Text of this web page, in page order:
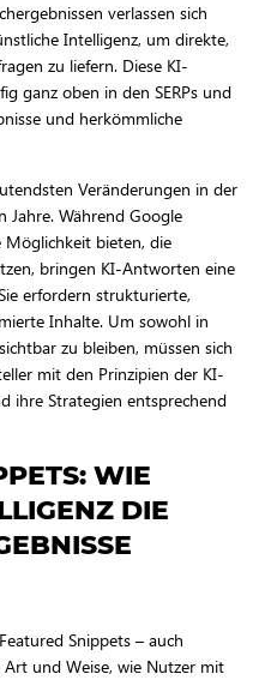
verlassen sich
Intelligenz, um direkte,
zu liefern. Diese KI-
ganz oben in den SERPs und
und herkömmliche
Veränderungen in der
Jahre. Während Google
Möglichkeit bieten, die
bringen KI-Antworten eine
erfordern strukturierte,
Inhalte. Um sowohl in
zu bleiben, müssen sich
mit den Prinzipien der KI-
ihre Strategien entsprechend
WIE
DIE
Snippets – auch
und Weise, wie Nutzer mit